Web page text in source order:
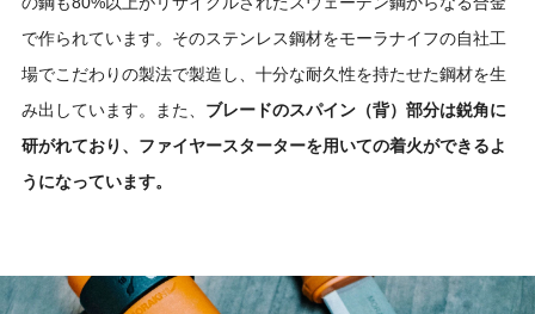
で作られています。そのステンレス鋼材をモーラナイフの自社工
場でこだわりの製法で製造し、十分な耐久性を持たせた鋼材を生
み出しています。また、 ブレードのスパイン（背）部分は鋭角に
研がれており、ファイヤースターターを用いての着火ができるよ
うになっています。